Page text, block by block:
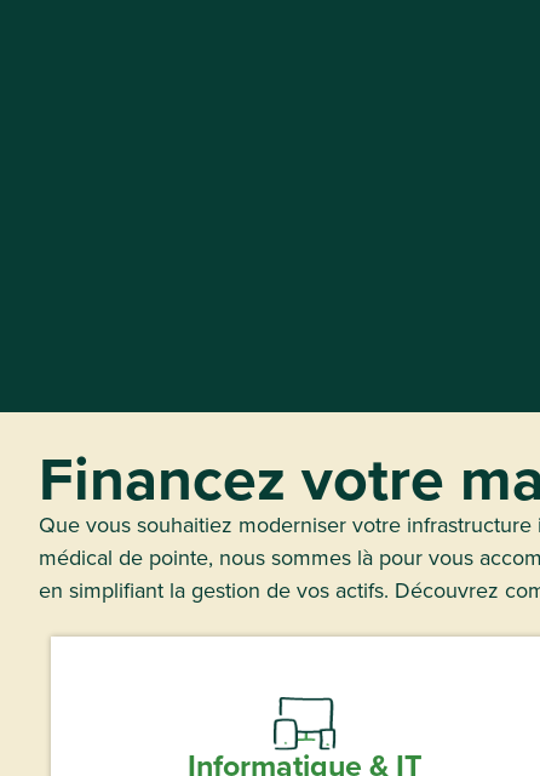
Financez votre
Que vous souhaitiez moderniser votre
médical de pointe, nous sommes là pour vous
en simplifiant la gestion de vos actifs. Découvrez
Informatique & IT